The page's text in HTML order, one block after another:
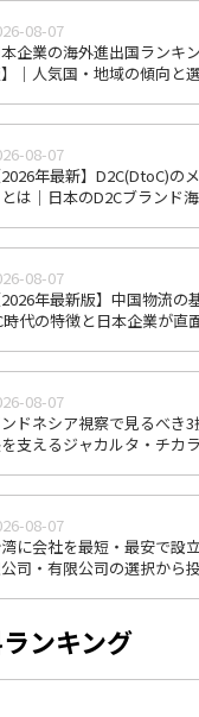
08-07
企業の海外進出国ランキ
｜人気国・地域の傾向と
08-07
2026年最新】D2C(DtoC)の
とは｜日本のD2Cブランド
08-07
2026年最新版】中国物流の
時代の特徴と日本企業が直
08-07
ドネシア視察で見るべき
支えるジャカルタ・チカ
08-07
に会社を最短・最安で設
司・有限公司の選択から
ンキング